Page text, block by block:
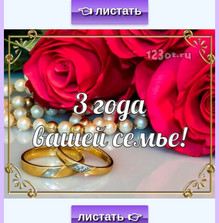
👈 листать
Загрузка картинки...
листать 👉